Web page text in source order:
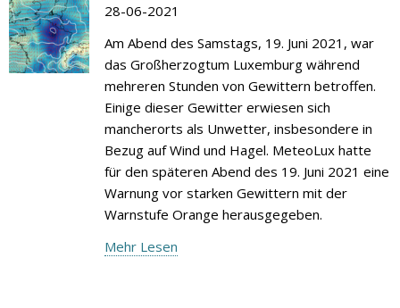
28-06-2021
Am Abend des Samstags, 19. Juni 2021, war
das Großherzogtum Luxemburg während
mehreren Stunden von Gewittern betroffen.
Einige dieser Gewitter erwiesen sich
mancherorts als Unwetter, insbesondere in
Bezug auf Wind und Hagel. MeteoLux hatte
für den späteren Abend des 19. Juni 2021 eine
Warnung vor starken Gewittern mit der
Warnstufe Orange herausgegeben.
Mehr Lesen